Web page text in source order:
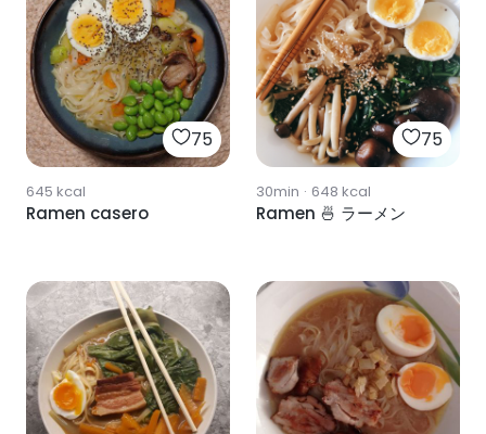
75
645 kcal
Ramen casero
75
30min · 648 kcal
Ramen 🍜 ラーメン